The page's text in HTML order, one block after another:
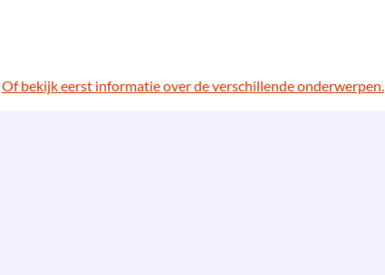
Of bekijk eerst informatie over de verschillende onderwerpen.